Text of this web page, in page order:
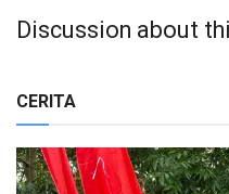
Discussion about
CERITA